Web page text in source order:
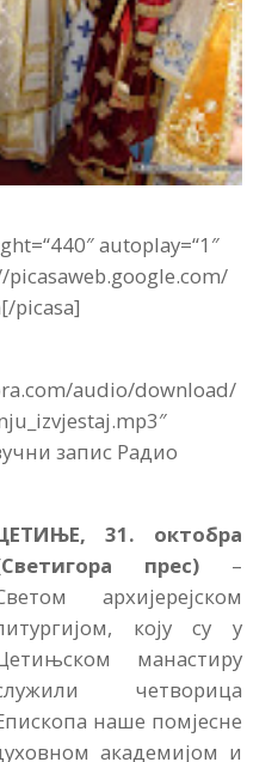
autoplay=“1″
picasaweb.google.com/
picasa]
audio/download/
запис Радио
31. октобра
прес) –
архијерејском
коју су у
манастиру
четворица
наше помјесне
академијом и